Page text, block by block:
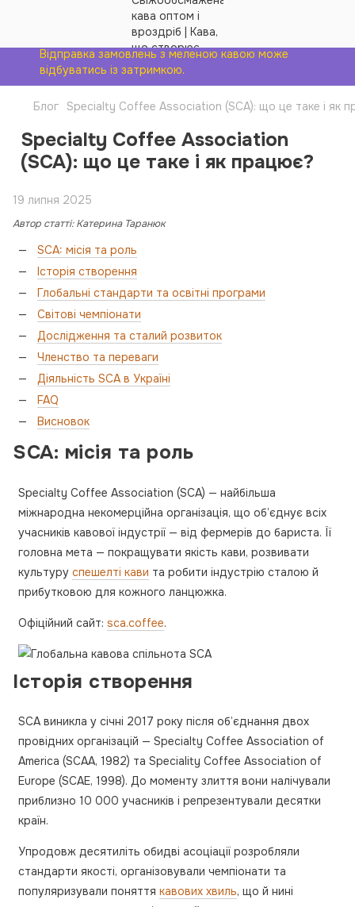
Відправка замовлень з меленою кавою може
відбуватись із затримкою.
Блог Specialty Coffee Association (SCA): що це таке і як
Specialty Coffee Association
(SCA): що це таке і як працює?
19 липня 2025
Автор статті: Катерина Таранюк
SCA: місія та роль
Історія створення
Глобальні стандарти та освітні програми
Світові чемпіонати
Дослідження та сталий розвиток
Членство та переваги
Діяльність SCA в Україні
FAQ
Висновок
SCA: місія та роль
Specialty Coffee Association (SCA) — найбільша
міжнародна некомерційна організація, що об’єднує всіх
учасників кавової індустрії — від фермерів до бариста. Її
головна мета — покращувати якість кави, розвивати
культуру спешелті кави та робити індустрію сталою й
прибутковою для кожного ланцюжка.
Офіційний сайт: sca.coffee.
Історія створення
SCA виникла у січні 2017 року після об’єднання двох
провідних організацій — Specialty Coffee Association of
America (SCAA, 1982) та Speciality Coffee Association of
Europe (SCAE, 1998). До моменту злиття вони налічували
приблизно 10 000 учасників і репрезентували десятки
країн.
Упродовж десятиліть обидві асоціації розробляли
стандарти якості, організовували чемпіонати та
популяризували поняття кавових хвиль, що й нині